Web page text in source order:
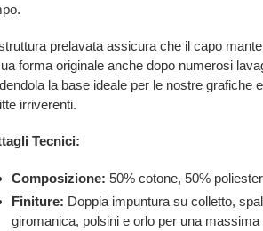
prelavata assicura che il capo
forma originale anche dopo numerosi
la base ideale per le nostre grafiche e
irriverenti.
Tecnici:
Composizione: 50% cotone, 50%
Finiture: Doppia impuntura su colletto,
giromanica, polsini e orlo per una massima